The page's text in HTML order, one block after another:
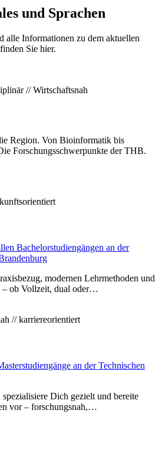
und Sprachen
alle Informationen zu dem aktuellen
Sie hier.
// Wirtschaftsnah
Region. Von Bioinformatik bis
Forschungsschwerpunkte der THB.
modernen Lehrmethoden und
– ob Vollzeit, dual oder…
// karriereorientiert
Dich gezielt und bereite
vor – forschungsnah,…